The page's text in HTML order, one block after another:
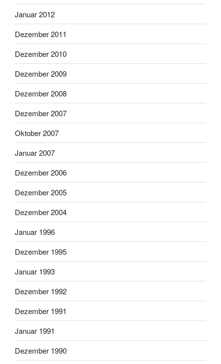
Januar 2012
Dezember 2011
Dezember 2010
Dezember 2009
Dezember 2008
Dezember 2007
Oktober 2007
Januar 2007
Dezember 2006
Dezember 2005
Dezember 2004
Januar 1996
Dezember 1995
Januar 1993
Dezember 1992
Dezember 1991
Januar 1991
Dezember 1990